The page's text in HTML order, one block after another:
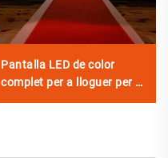
Pantalla LED de color
complet per a lloguer per a